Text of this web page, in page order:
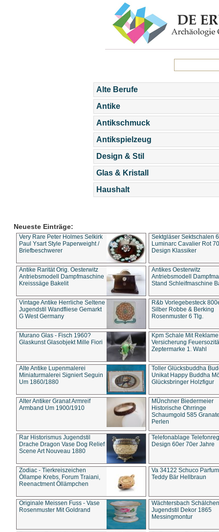
Alte Berufe
Antike
Antikschmuck
Antikspielzeug
Design & Stil
Glas & Kristall
Haushalt
Neueste Einträge:
Very Rare Peter Holmes Selkirk
Paul Ysart Style Paperweight /
Briefbeschwerer
Sektgläser Sektschalen
Luminarc Cavalier Rot
Design Klassiker
Antike Rarität Orig. Oesterwitz
Antriebsmodell Dampfmaschine
Kreisssäge Bakelit
Antikes Oesterwitz
Antriebsmodell
Stand Schleifmaschine
Vintage Antike Herrliche Seltene
Jugendstil Wandfliese Gemarkt
G West Germany
R&b Vorlegebesteck
Silber Robbe & Berking
Rosenmuster 6 Tlg.
Murano Glas - Fisch 1960?
Glaskunst Glasobjekt Mille Fiori
Kpm Schale Mit Reklame
Versicherung
Zeptermarke 1. Wahl
Alte Antike Lupenmalerei
Miniaturmalerei Signiert Seguin
Um 1860/1880
Toller Glücksbuddha
Unikat Happy Buddha
Glücksbringer Holzfigur
Alter Antiker Granat Armreif
Armband Um 1900/1910
MÜnchner Biedermeier
Historische Ohrringe
Schaumgold 585
Perlen
Rar Historismus Jugendstil
Drache Dragon Vase Dog Relief
Scene Art Nouveau 1880
Telefonablage
Design 60er 70er Jahre
Zodiac - Tierkreiszeichen
Öllampe Krebs, Forum Traiani,
Reenactment Öllämpchen
Va 34122 Schuco
Teddy Bär Hellbraun
Originale Meissen Fuss - Vase
Rosenmuster Mit Goldrand
Wächtersbach Schälchen
Jugendstil Dekor 1865
Messingmontur